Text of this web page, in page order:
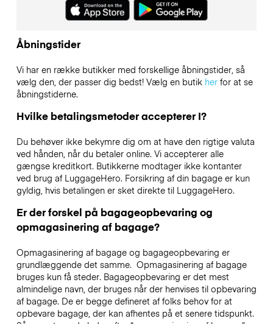
Åbningstider
Vi har en række butikker med forskellige åbningstider, så
vælg den, der passer dig bedst! Vælg en butik herfor at se
åbningstiderne.
Hvilke betalingsmetoder accepterer I?
Du behøver ikke bekymre dig om at have den rigtige valuta
ved hånden, når du betaler online. Vi accepterer alle
gængse kreditkort. Butikkerne modtager ikke kontanter
ved brug af LuggageHero. Forsikring af din bagage er kun
gyldig, hvis betalingen er sket direkte til LuggageHero.
Er der forskel på bagageopbevaring og
opmagasinering af bagage?
Opmagasinering af bagage og bagageopbevaring er
grundlæggende det samme. Opmagasinering af bagage
bruges kun få steder. Bagageopbevaring er det mest
almindelige navn, der bruges når der henvises til opbevaring
af bagage. De er begge defineret af folks behov for at
opbevare bagage, der kan afhentes på et senere tidspunkt.